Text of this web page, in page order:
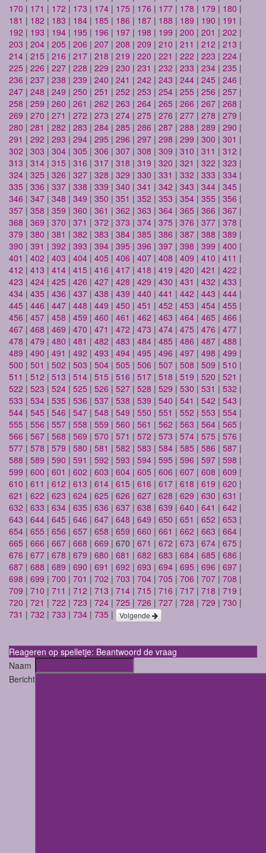
170 | 171 | 172 | 173 | 174 | 175 | 176 | 177 | 178 | 179 | 180 |
181 | 182 | 183 | 184 | 185 | 186 | 187 | 188 | 189 | 190 | 191 |
192 | 193 | 194 | 195 | 196 | 197 | 198 | 199 | 200 | 201 | 202 |
203 | 204 | 205 | 206 | 207 | 208 | 209 | 210 | 211 | 212 | 213 |
214 | 215 | 216 | 217 | 218 | 219 | 220 | 221 | 222 | 223 | 224 |
225 | 226 | 227 | 228 | 229 | 230 | 231 | 232 | 233 | 234 | 235 |
236 | 237 | 238 | 239 | 240 | 241 | 242 | 243 | 244 | 245 | 246 |
247 | 248 | 249 | 250 | 251 | 252 | 253 | 254 | 255 | 256 | 257 |
258 | 259 | 260 | 261 | 262 | 263 | 264 | 265 | 266 | 267 | 268 |
269 | 270 | 271 | 272 | 273 | 274 | 275 | 276 | 277 | 278 | 279 |
280 | 281 | 282 | 283 | 284 | 285 | 286 | 287 | 288 | 289 | 290 |
291 | 292 | 293 | 294 | 295 | 296 | 297 | 298 | 299 | 300 | 301 |
302 | 303 | 304 | 305 | 306 | 307 | 308 | 309 | 310 | 311 | 312 |
313 | 314 | 315 | 316 | 317 | 318 | 319 | 320 | 321 | 322 | 323 |
324 | 325 | 326 | 327 | 328 | 329 | 330 | 331 | 332 | 333 | 334 |
335 | 336 | 337 | 338 | 339 | 340 | 341 | 342 | 343 | 344 | 345 |
346 | 347 | 348 | 349 | 350 | 351 | 352 | 353 | 354 | 355 | 356 |
357 | 358 | 359 | 360 | 361 | 362 | 363 | 364 | 365 | 366 | 367 |
368 | 369 | 370 | 371 | 372 | 373 | 374 | 375 | 376 | 377 | 378 |
379 | 380 | 381 | 382 | 383 | 384 | 385 | 386 | 387 | 388 | 389 |
390 | 391 | 392 | 393 | 394 | 395 | 396 | 397 | 398 | 399 | 400 |
401 | 402 | 403 | 404 | 405 | 406 | 407 | 408 | 409 | 410 | 411 |
412 | 413 | 414 | 415 | 416 | 417 | 418 | 419 | 420 | 421 | 422 |
423 | 424 | 425 | 426 | 427 | 428 | 429 | 430 | 431 | 432 | 433 |
434 | 435 | 436 | 437 | 438 | 439 | 440 | 441 | 442 | 443 | 444 |
445 | 446 | 447 | 448 | 449 | 450 | 451 | 452 | 453 | 454 | 455 |
456 | 457 | 458 | 459 | 460 | 461 | 462 | 463 | 464 | 465 | 466 |
467 | 468 | 469 | 470 | 471 | 472 | 473 | 474 | 475 | 476 | 477 |
478 | 479 | 480 | 481 | 482 | 483 | 484 | 485 | 486 | 487 | 488 |
489 | 490 | 491 | 492 | 493 | 494 | 495 | 496 | 497 | 498 | 499 |
500 | 501 | 502 | 503 | 504 | 505 | 506 | 507 | 508 | 509 | 510 |
511 | 512 | 513 | 514 | 515 | 516 | 517 | 518 | 519 | 520 | 521 |
522 | 523 | 524 | 525 | 526 | 527 | 528 | 529 | 530 | 531 | 532 |
533 | 534 | 535 | 536 | 537 | 538 | 539 | 540 | 541 | 542 | 543 |
544 | 545 | 546 | 547 | 548 | 549 | 550 | 551 | 552 | 553 | 554 |
555 | 556 | 557 | 558 | 559 | 560 | 561 | 562 | 563 | 564 | 565 |
566 | 567 | 568 | 569 | 570 | 571 | 572 | 573 | 574 | 575 | 576 |
577 | 578 | 579 | 580 | 581 | 582 | 583 | 584 | 585 | 586 | 587 |
588 | 589 | 590 | 591 | 592 | 593 | 594 | 595 | 596 | 597 | 598 |
599 | 600 | 601 | 602 | 603 | 604 | 605 | 606 | 607 | 608 | 609 |
610 | 611 | 612 | 613 | 614 | 615 | 616 | 617 | 618 | 619 | 620 |
621 | 622 | 623 | 624 | 625 | 626 | 627 | 628 | 629 | 630 | 631 |
632 | 633 | 634 | 635 | 636 | 637 | 638 | 639 | 640 | 641 | 642 |
643 | 644 | 645 | 646 | 647 | 648 | 649 | 650 | 651 | 652 | 653 |
654 | 655 | 656 | 657 | 658 | 659 | 660 | 661 | 662 | 663 | 664 |
665 | 666 | 667 | 668 | 669 | 670 | 671 | 672 | 673 | 674 | 675 |
676 | 677 | 678 | 679 | 680 | 681 | 682 | 683 | 684 | 685 | 686 |
687 | 688 | 689 | 690 | 691 | 692 | 693 | 694 | 695 | 696 | 697 |
698 | 699 | 700 | 701 | 702 | 703 | 704 | 705 | 706 | 707 | 708 |
709 | 710 | 711 | 712 | 713 | 714 | 715 | 716 | 717 | 718 | 719 |
720 | 721 | 722 | 723 | 724 | 725 | 726 | 727 | 728 | 729 | 730 |
731 | 732 | 733 | 734 | 735 | Volgende
Reageren op spelletje: Beantwoord de vraag
Naam
Bericht